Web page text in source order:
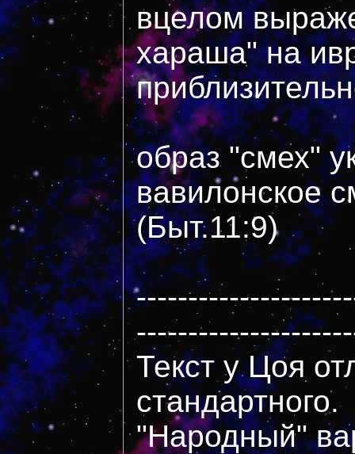
вцелом
хараша" на
образ "смех"
вавилонское
(Быт.11:9)
Текст у Цоя
стандартного.
"Народный"